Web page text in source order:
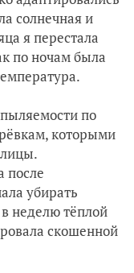
солнечная и
я перестала
по ночам была
по
которыми
после
убирать
неделю тёплой
скошенной